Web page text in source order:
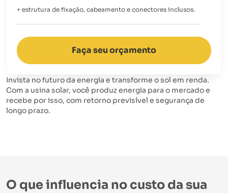
+ estrutura de fixação, cabeamento e conectores inclusos.
Faça seu orçamento
Invista no futuro da energia e transforme o sol em renda.
Com a usina solar, você produz energia para o mercado e
recebe por isso, com retorno previsível e segurança de
longo prazo.
O que influencia no custo da sua